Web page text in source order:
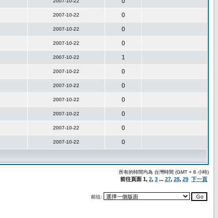
2007-10-22 0
2007-10-22 0
2007-10-22 0
2007-10-22 1
2007-10-22 0
2007-10-22 0
2007-10-22 0
2007-10-22 0
2007-10-22 0
2007-10-22 0
所有的時間均為 台灣時間 (GMT + 8 小時)
前往頁面 1, 2, 3 ... 27, 28, 29 下一頁
前往: